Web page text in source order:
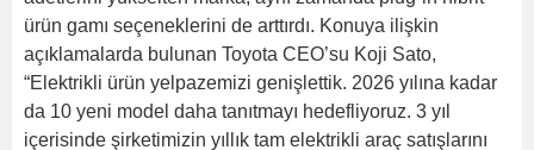
ürün gamı seçeneklerini de arttırdı. Konuya ilişkin
açıklamalarda bulunan Toyota CEO’su Koji Sato,
“Elektrikli ürün yelpazemizi genişlettik. 2026 yılına kadar
da 10 yeni model daha tanıtmayı hedefliyoruz. 3 yıl
içerisinde şirketimizin yıllık tam elektrikli araç satışlarını